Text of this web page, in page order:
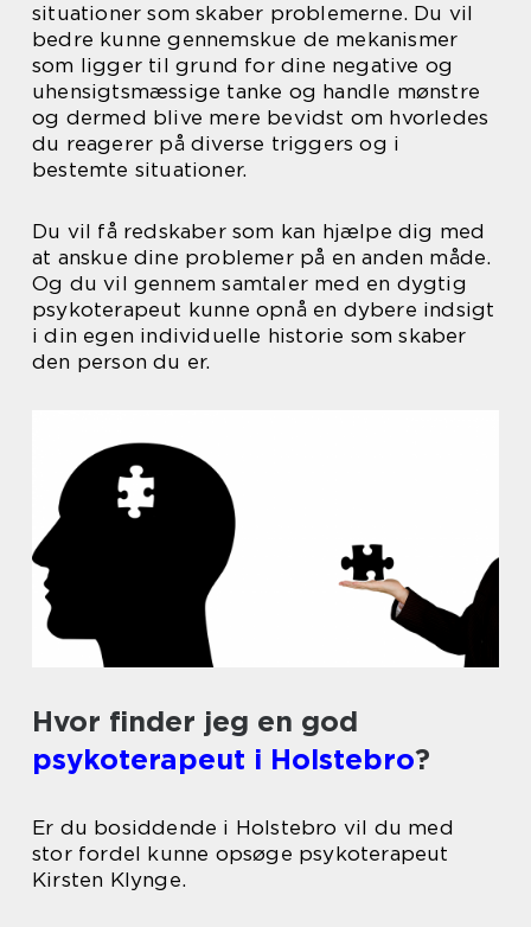
situationer som skaber problemerne. Du vil
bedre kunne gennemskue de mekanismer
som ligger til grund for dine negative og
uhensigtsmæssige tanke og handle mønstre
og dermed blive mere bevidst om hvorledes
du reagerer på diverse triggers og i
bestemte situationer.
Du vil få redskaber som kan hjælpe dig med
at anskue dine problemer på en anden måde.
Og du vil gennem samtaler med en dygtig
psykoterapeut kunne opnå en dybere indsigt
i din egen individuelle historie som skaber
den person du er.
Hvor finder jeg en god
psykoterapeut i Holstebro?
Er du bosiddende i Holstebro vil du med
stor fordel kunne opsøge psykoterapeut
Kirsten Klynge.